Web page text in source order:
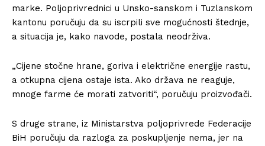
marke. Poljoprivrednici u Unsko-sanskom i Tuzlanskom
kantonu poručuju da su iscrpili sve mogućnosti štednje,
a situacija je, kako navode, postala neodrživa.
„Cijene stočne hrane, goriva i električne energije rastu,
a otkupna cijena ostaje ista. Ako država ne reaguje,
mnoge farme će morati zatvoriti“, poručuju proizvođači.
S druge strane, iz Ministarstva poljoprivrede Federacije
BiH poručuju da razloga za poskupljenje nema, jer na